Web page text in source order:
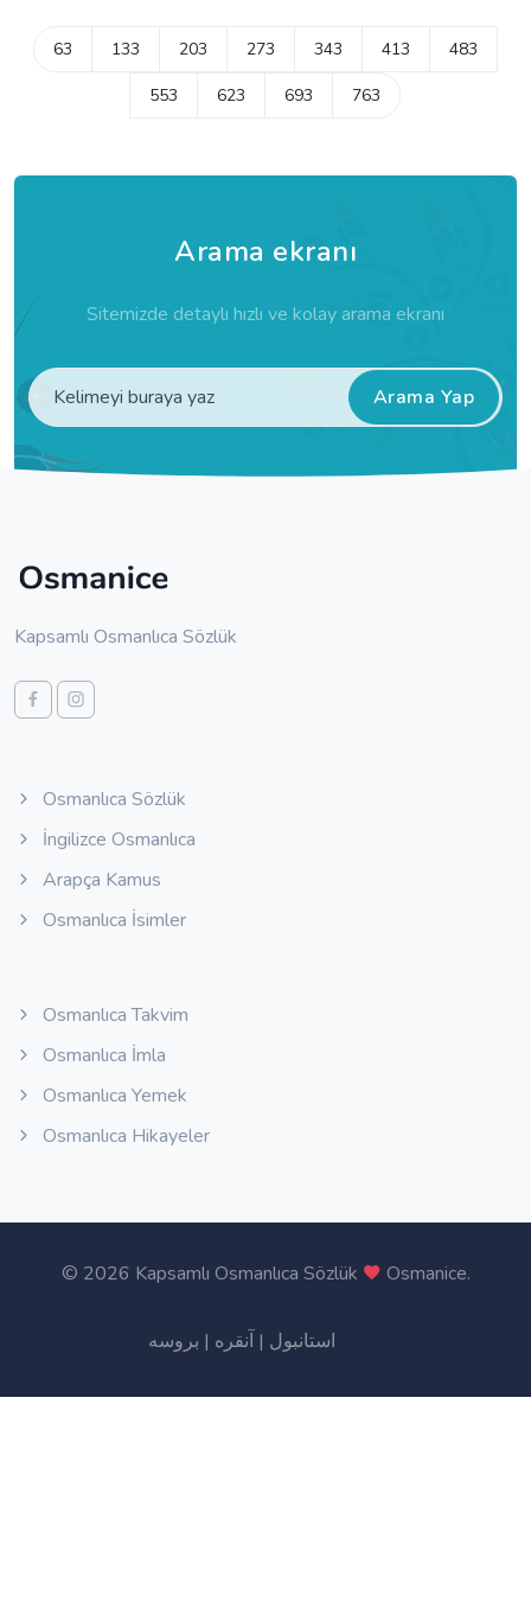
63 133 203 273 343 413 483
553 623 693 763
Arama ekranı
Sitemizde detaylı hızlı ve kolay arama ekranı
Arama Yap
Kapsamlı Osmanlıca Sözlük
Osmanlıca Sözlük
İngilizce Osmanlıca
Arapça Kamus
Osmanlıca İsimler
Osmanlıca Takvim
Osmanlıca İmla
Osmanlıca Yemek
Osmanlıca Hikayeler
© 2026 Kapsamlı Osmanlıca Sözlük Osmanice.
استانبول | آنقره | بروسه